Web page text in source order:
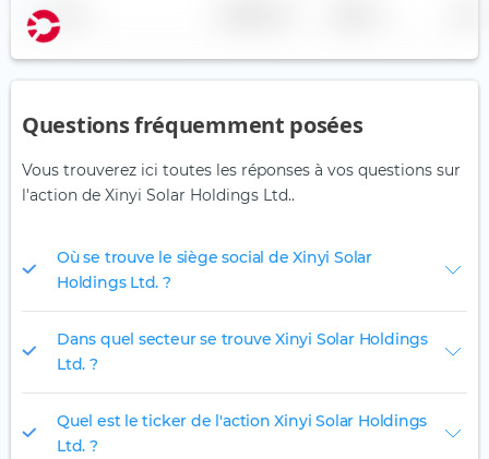
Nom
Questions fréquemment posées
Vous trouverez ici toutes les réponses à vos questions sur
l'action de Xinyi Solar Holdings Ltd..
Où se trouve le siège social de Xinyi Solar
Holdings Ltd. ?
Dans quel secteur se trouve Xinyi Solar Holdings
Ltd. ?
Quel est le ticker de l'action Xinyi Solar Holdings
Ltd. ?